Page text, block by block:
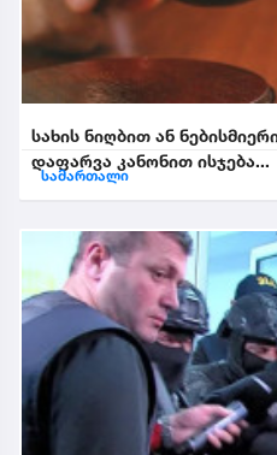
სახის ნიღბით ან
დაფარვა კანონით ისჯება...
სამართალი